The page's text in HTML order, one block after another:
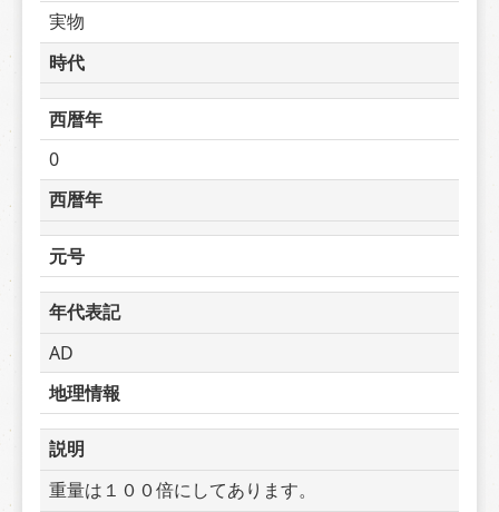
実物
時代
西暦年
0
西暦年
元号
年代表記
AD
地理情報
説明
重量は１００倍にしてあります。